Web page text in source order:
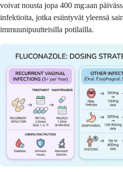
voivat nousta jopa 400 mg:aan
infektioita, jotka esiintyvät yleensä
immuunipuutteisilla potilailla.